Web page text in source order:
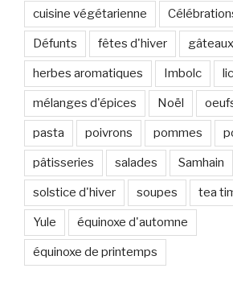
cuisine végétarienne
Défunts fêtes d'hiver gâteaux
herbes aromatiques Imbolc
mélanges d'épices Noël
pasta poivrons pommes
pâtisseries salades Samhain
solstice d'hiver soupes tea
Yule équinoxe d'automne
équinoxe de printemps